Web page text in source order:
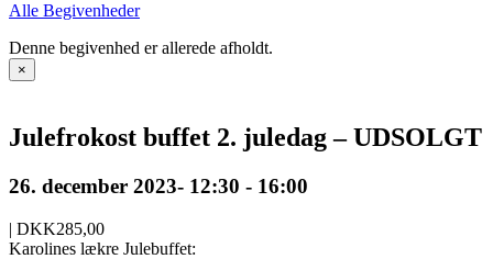
Alle Begivenheder
Denne begivenhed er allerede afholdt.
×
Julefrokost buffet 2. juledag – UDSOLGT
26. december 2023- 12:30 - 16:00
| DKK285,00
Karolines lækre Julebuffet: